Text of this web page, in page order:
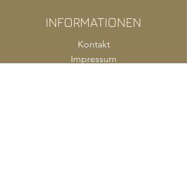
INFORMATIONEN
Kontakt
Impressum